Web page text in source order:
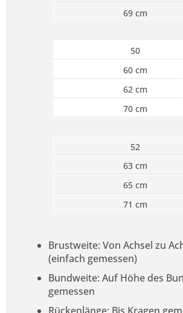
69 cm
50
60 cm
62 cm
70 cm
52
63 cm
65 cm
71 cm
Brustweite: Von Achsel zu
(einfach gemessen)
Bundweite: Auf Höhe des
gemessen